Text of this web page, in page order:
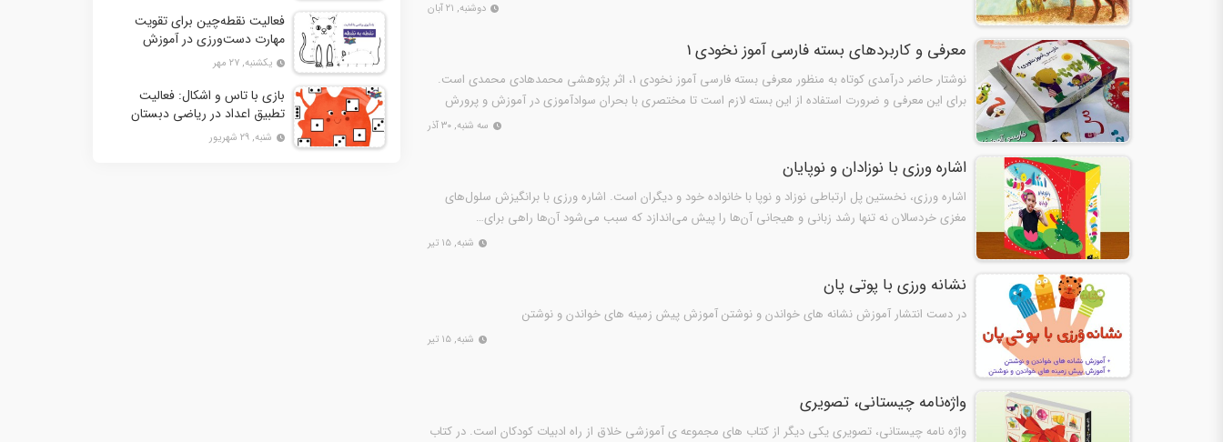
دوشنبه, ۲۱ آبان
معرفی و کاربردهای بسته فارسی‌ آموز نخودی 1
نوشتار حاضر درآمدی کوتاه به منظور معرفی بسته‌ فارسی آموز نخودی 1، اثر پژوهشی محمدهادی محمدی است.
برای این معرفی و ضرورت استفاده از این بسته لازم است تا مختصری با بحران سوادآموزی در آموزش و پرورش
سه شنبه, ۳۰ آذر
اشاره ورزی با نوزادان و نوپایان
اشاره ورزی، نخستین پل ارتباطی نوزاد و نوپا با خانواده خود و دیگران است. اشاره ورزی با برانگیزش سلول‌های
مغزی خردسالان نه تنها رشد زبانی و هیجانی آن‌ها را پیش می‌اندازد که سبب می‌شود آن‌ها راهی برای…
شنبه, ۱۵ تیر
نشانه ورزی با پوتی پان
در دست انتشار آموزش نشانه های خواندن و نوشتن آموزش پیش زمینه های خواندن و نوشتن
شنبه, ۱۵ تیر
واژه‌نامه چیستانی، تصویری
واژه نامه چیستانی، تصویری يکى ديگر از کتاب هاى مجموعه ى آموزشى خلاق از راه ادبیات کودکان است. در کتاب
فعالیت نقطه‌چین برای تقویت
مهارت دست‌ورزی در آموزش
یکشنبه, ۲۷ مهر
بازی با تاس و اشکال: فعالیت
تطبیق اعداد در ریاضی دبستان
شنبه, ۲۹ شهریور